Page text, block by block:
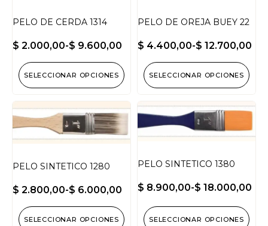
PELO DE CERDA 1314
$ 2.000,00-$ 9.600,00
SELECCIONAR OPCIONES
PELO DE OREJA BUEY 22
$ 4.400,00-$ 12.700,00
SELECCIONAR OPCIONES
PELO SINTETICO 1280
$ 2.800,00-$ 6.000,00
SELECCIONAR OPCIONES
PELO SINTETICO 1380
$ 8.900,00-$ 18.000,00
SELECCIONAR OPCIONES